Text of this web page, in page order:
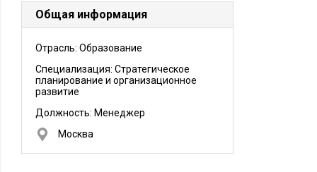
Общая информация
Отрасль: Образование
Специализация: Стратегическое
планирование и организационное
развитие
Должность: Менеджер
Москва